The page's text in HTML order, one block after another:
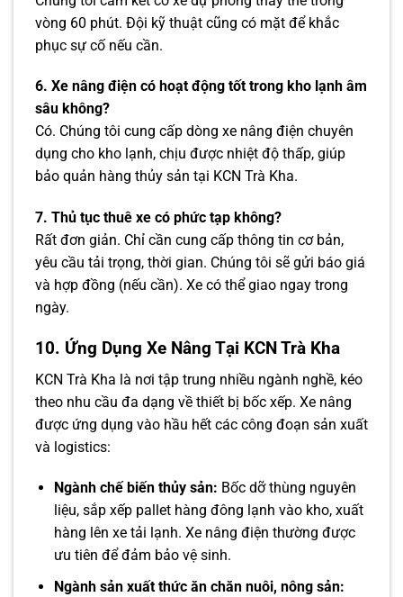
vòng 60 phút. Đội kỹ thuật cũng có mặt để khắc
phục sự cố nếu cần.
6. Xe nâng điện có hoạt động tốt trong kho lạnh âm
sâu không?
Có. Chúng tôi cung cấp dòng xe nâng điện chuyên
dụng cho kho lạnh, chịu được nhiệt độ thấp, giúp
bảo quản hàng thủy sản tại KCN Trà Kha.
7. Thủ tục thuê xe có phức tạp không?
Rất đơn giản. Chỉ cần cung cấp thông tin cơ bản,
yêu cầu tải trọng, thời gian. Chúng tôi sẽ gửi báo giá
và hợp đồng (nếu cần). Xe có thể giao ngay trong
ngày.
10. Ứng Dụng Xe Nâng Tại KCN Trà Kha
KCN Trà Kha là nơi tập trung nhiều ngành nghề, kéo
theo nhu cầu đa dạng về thiết bị bốc xếp. Xe nâng
được ứng dụng vào hầu hết các công đoạn sản xuất
và logistics:
Ngành chế biến thủy sản: Bốc dỡ thùng nguyên
liệu, sắp xếp pallet hàng đông lạnh vào kho, xuất
hàng lên xe tải lạnh. Xe nâng điện thường được
ưu tiên để đảm bảo vệ sinh.
Ngành sản xuất thức ăn chăn nuôi, nông sản: